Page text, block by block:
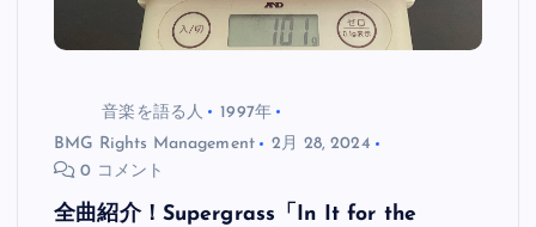
音楽を語る人
1997年
BMG Rights Management
2月 28, 2024
0 コメント
全曲紹介！Supergrass「In It for the